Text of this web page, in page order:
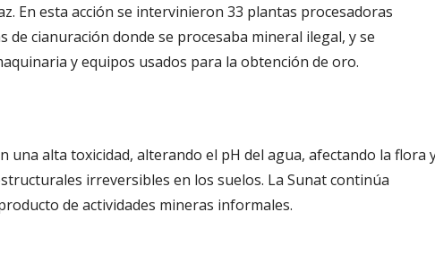
En esta acción se intervinieron 33 plantas procesadoras
de cianuración donde se procesaba mineral ilegal, y se
y equipos usados para la obtención de oro.
una alta toxicidad, alterando el pH del agua, afectando la flora
irreversibles en los suelos. La Sunat continúa
de actividades mineras informales.